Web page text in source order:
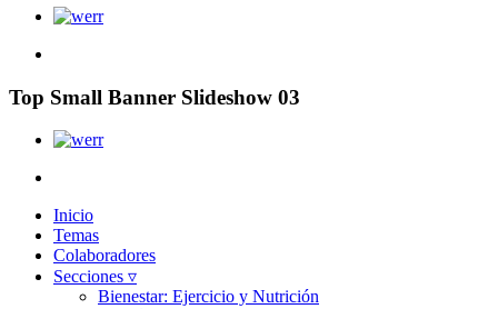
Top Small Banner Slideshow 03
Inicio
Temas
Colaboradores
Secciones ▿
Bienestar: Ejercicio y Nutrición